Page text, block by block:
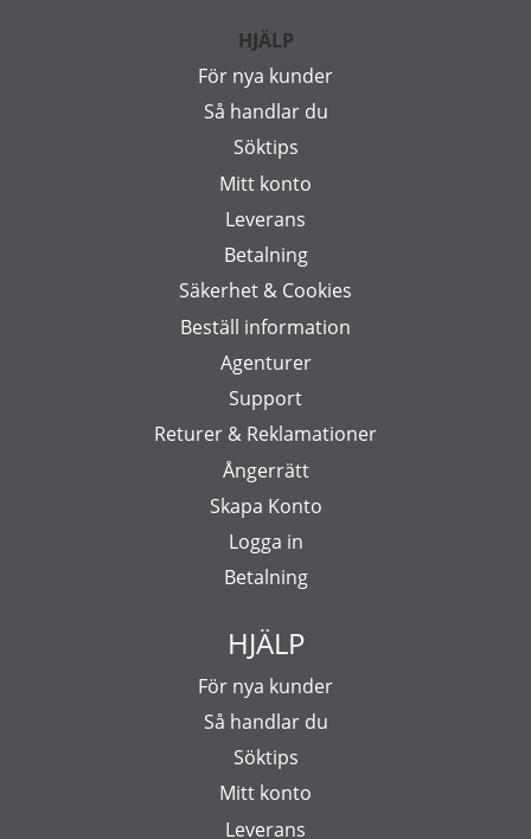
HJÄLP
För nya kunder
Så handlar du
Söktips
Mitt konto
Leverans
Betalning
Säkerhet & Cookies
Beställ information
Agenturer
Support
Returer & Reklamationer
Ångerrätt
Skapa Konto
Logga in
Betalning
HJÄLP
För nya kunder
Så handlar du
Söktips
Mitt konto
Leverans